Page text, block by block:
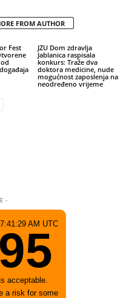
FROM AUTHOR
Fest
JZU Dom zdravlja
Jablanica raspisala
konkurs: Traže dva
doktora medicine, nude
mogućnost zaposlenja na
neodređeno vrijeme
-
AM UTC
95
acceptable.
a risk for some